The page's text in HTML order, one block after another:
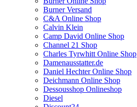
Burner Versand
C&A Online Shop
Calvin Klein
Camp David Online Shop
Channel 21 Shop
Charles Tyrwhitt Online Shop
Damenausstatter.de
Daniel Hechter Online Shop
Deichmann Online Shop
Dessousshop Onlineshop
Diesel